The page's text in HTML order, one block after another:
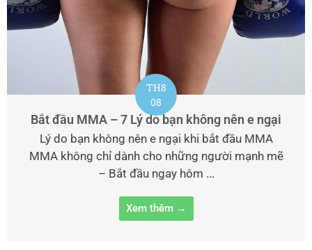
TH8
08
Bắt đầu MMA – 7 Lý do bạn không nên e ngại
Lý do bạn không nên e ngại khi bắt đầu MMA
MMA không chỉ dành cho những người mạnh mẽ
– Bắt đầu ngay hôm ...
Xem thêm →